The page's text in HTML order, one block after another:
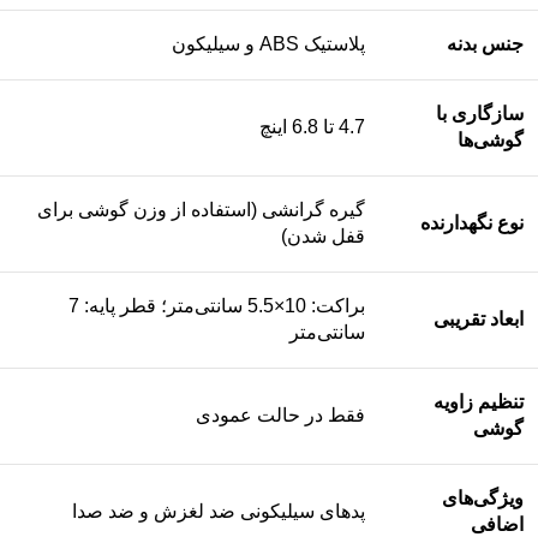
جنس بدنه پلاستیک ABS و سیلیکون
سازگاری با
گوشی‌ها
4.7 تا 6.8 اینچ
نوع نگهدارنده
گیره گرانشی (استفاده از وزن گوشی برای
قفل شدن)
ابعاد تقریبی
براکت: 10×5.5 سانتی‌متر؛ قطر پایه: 7
سانتی‌متر
تنظیم زاویه
گوشی
فقط در حالت عمودی
ویژگی‌های
اضافی
پدهای سیلیکونی ضد لغزش و ضد صدا